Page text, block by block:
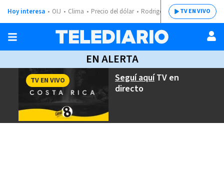
Hoy interesa OIJ Clima Precio del dólar Rodrigo ChavesTV EN VIVO
EN ALERTA
Seguí aquíTV en
directo
TV EN VIVO